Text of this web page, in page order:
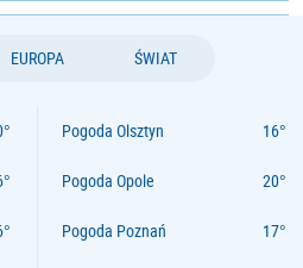
EUROPA ŚWIAT
Pogoda Olsztyn
Pogoda Opole
Pogoda Poznań